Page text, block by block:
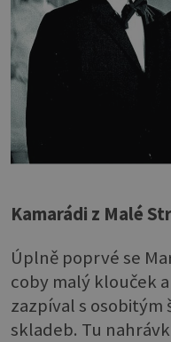
Kamarádi z Malé
Úplně poprvé se
coby malý klouček
zazpíval s
skladeb. Tu